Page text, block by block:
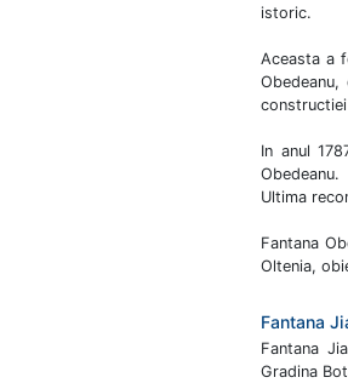
istoric.
Aceasta a
In anul
Obedeanu.
Ultima
Fantana
Oltenia,
Fantana
Fantana
Gradina